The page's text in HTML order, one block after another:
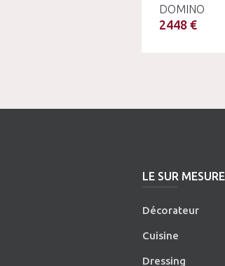
DOMINO
2448 €
LE SUR MESURE
Décorateur
Cuisine
Dressing